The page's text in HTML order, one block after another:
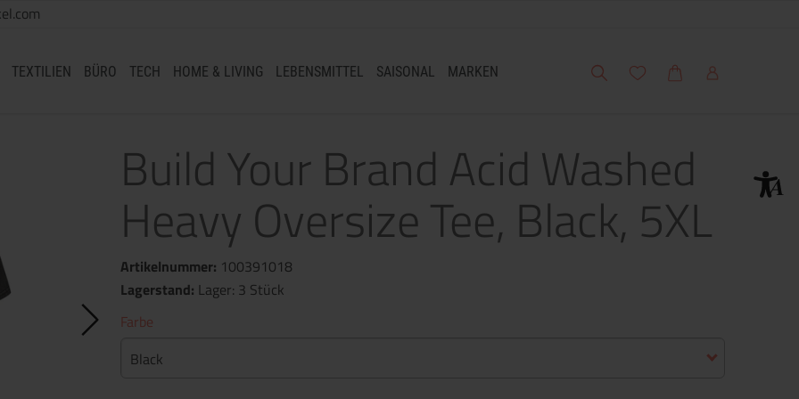
TEXTILIEN BÜRO TECH HOME & LIVING LEBENSMITTEL SAISONAL MARKEN Suche Meine Wunschliste
WarenkorbMein Account
Build Your Brand Acid Washed
Heavy Oversize Tee, Black, 5XL
Artikelnummer: 100391018
Lagerstand: Lager: 3 Stück
Farbe
Black